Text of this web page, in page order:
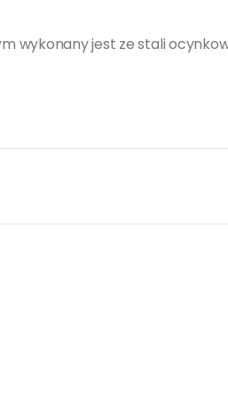
wykonany jest ze stali